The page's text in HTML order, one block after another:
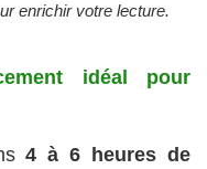
enrichir votre lecture.
idéal pour
4 à 6 heures de